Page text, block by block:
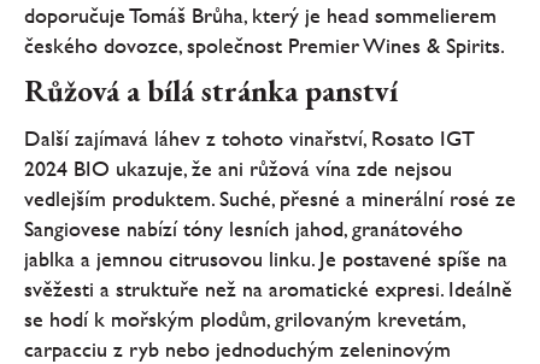
doporučuje Tomáš Brůha, který je head sommelierem
českého dovozce, společnost Premier Wines & Spirits.
Růžová a bílá stránka panství
Další zajímavá láhev z tohoto vinařství, Rosato IGT
2024 BIO ukazuje, že ani růžová vína zde nejsou
vedlejším produktem. Suché, přesné a minerální rosé ze
Sangiovese nabízí tóny lesních jahod, granátového
jablka a jemnou citrusovou linku. Je postavené spíše na
svěžesti a struktuře než na aromatické expresi. Ideálně
se hodí k mořským plodům, grilovaným krevetám,
carpacciu z ryb nebo jednoduchým zeleninovým